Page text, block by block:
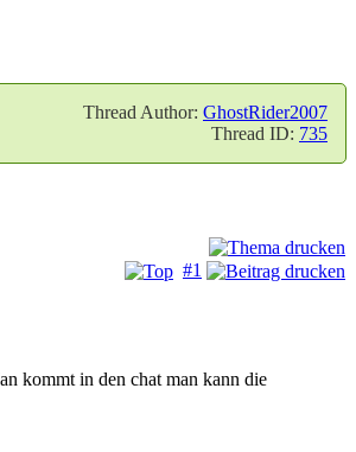
Thread Author: GhostRider2007
Thread ID: 735
#1
kommt in den chat man kann die